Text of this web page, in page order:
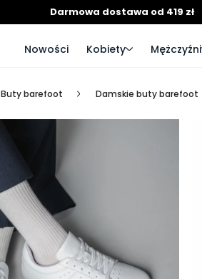
Darmowa dostawa od 419 zł
Nowości Kobiety Mężczyźni
Buty barefoot Damskie buty barefoot